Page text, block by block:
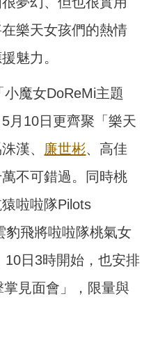
樂天女孩們的熱情
魅力。
魔女DoReMi主題
月10日更齊聚「樂天
漢、 廉世彬、高佳
不可錯過。同時桃
啦啦隊Pilots
豹飛將啦啦隊桃氣女
10日3時開始，也安排
見面會」，限量與